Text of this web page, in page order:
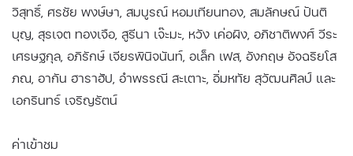
วิสุทธิ์, ศรชัย พงษ์ษา, สมบูรณ์ หอมเทียนทอง, สมลักษณ์ ปันติ
บุญ, สุรเจต ทองเจือ, สูรีนา เจ๊ะมะ, หวัง เค่อผิง, อภิชาติ​พงศ์ วีระ
เศรษฐกุล, อภิรักษ์ เจียรพินิจนันท์, อเล็ก เฟส, อังกฤษ อัจฉริยโส
ภณ, อากัน ฮาราฮัป, อําพรรณี สะเตาะ, อิ่มหทัย สุวัฒนศิลป์ และ
เอกรินทร์ เจริญรัตน์
ค่าเข้าชม